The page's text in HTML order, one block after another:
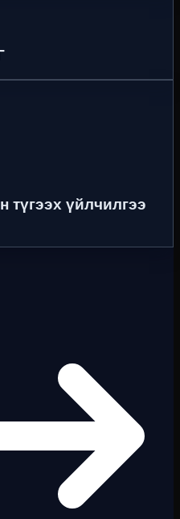
түгээх үйлчилгээ